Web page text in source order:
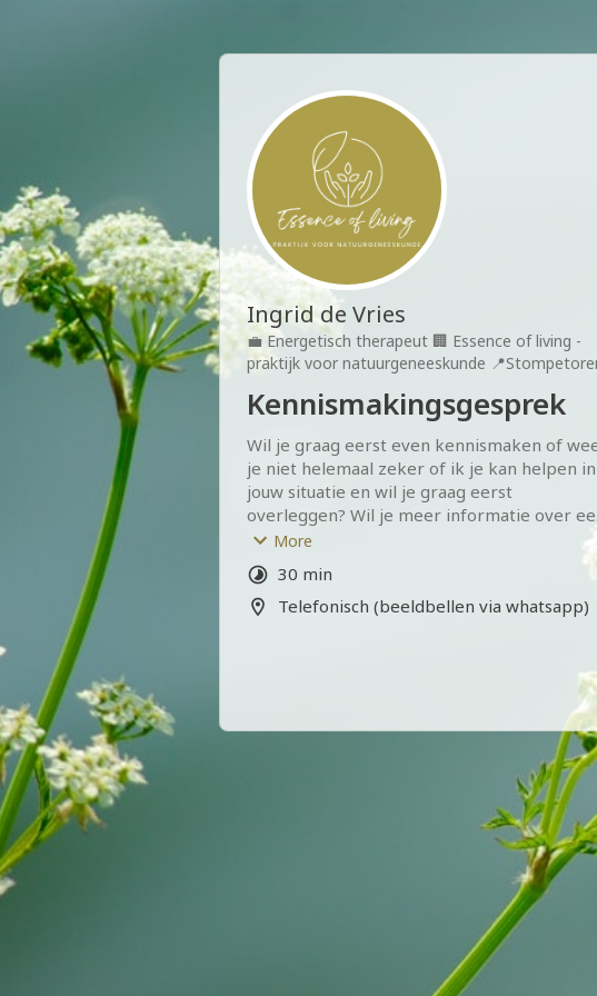
Ingrid de Vries
💼 Energetisch therapeut 🏢 Essence of living -
praktijk voor natuurgeneeskunde 📍
Kennismakingsgesprek
Wil je graag eerst even kennismaken of
je niet helemaal zeker of ik je kan helpen in
jouw situatie en wil je graag eerst
overleggen? Wil je meer informatie over
behandeling of traject of advies welke
behandeling het meest passend is voor jou?
Boek dan deze afspraak. Laat je
telefoonnummer achter zodat ik via facetime
More
30 min
Telefonisch (beeldbellen via whatsapp)